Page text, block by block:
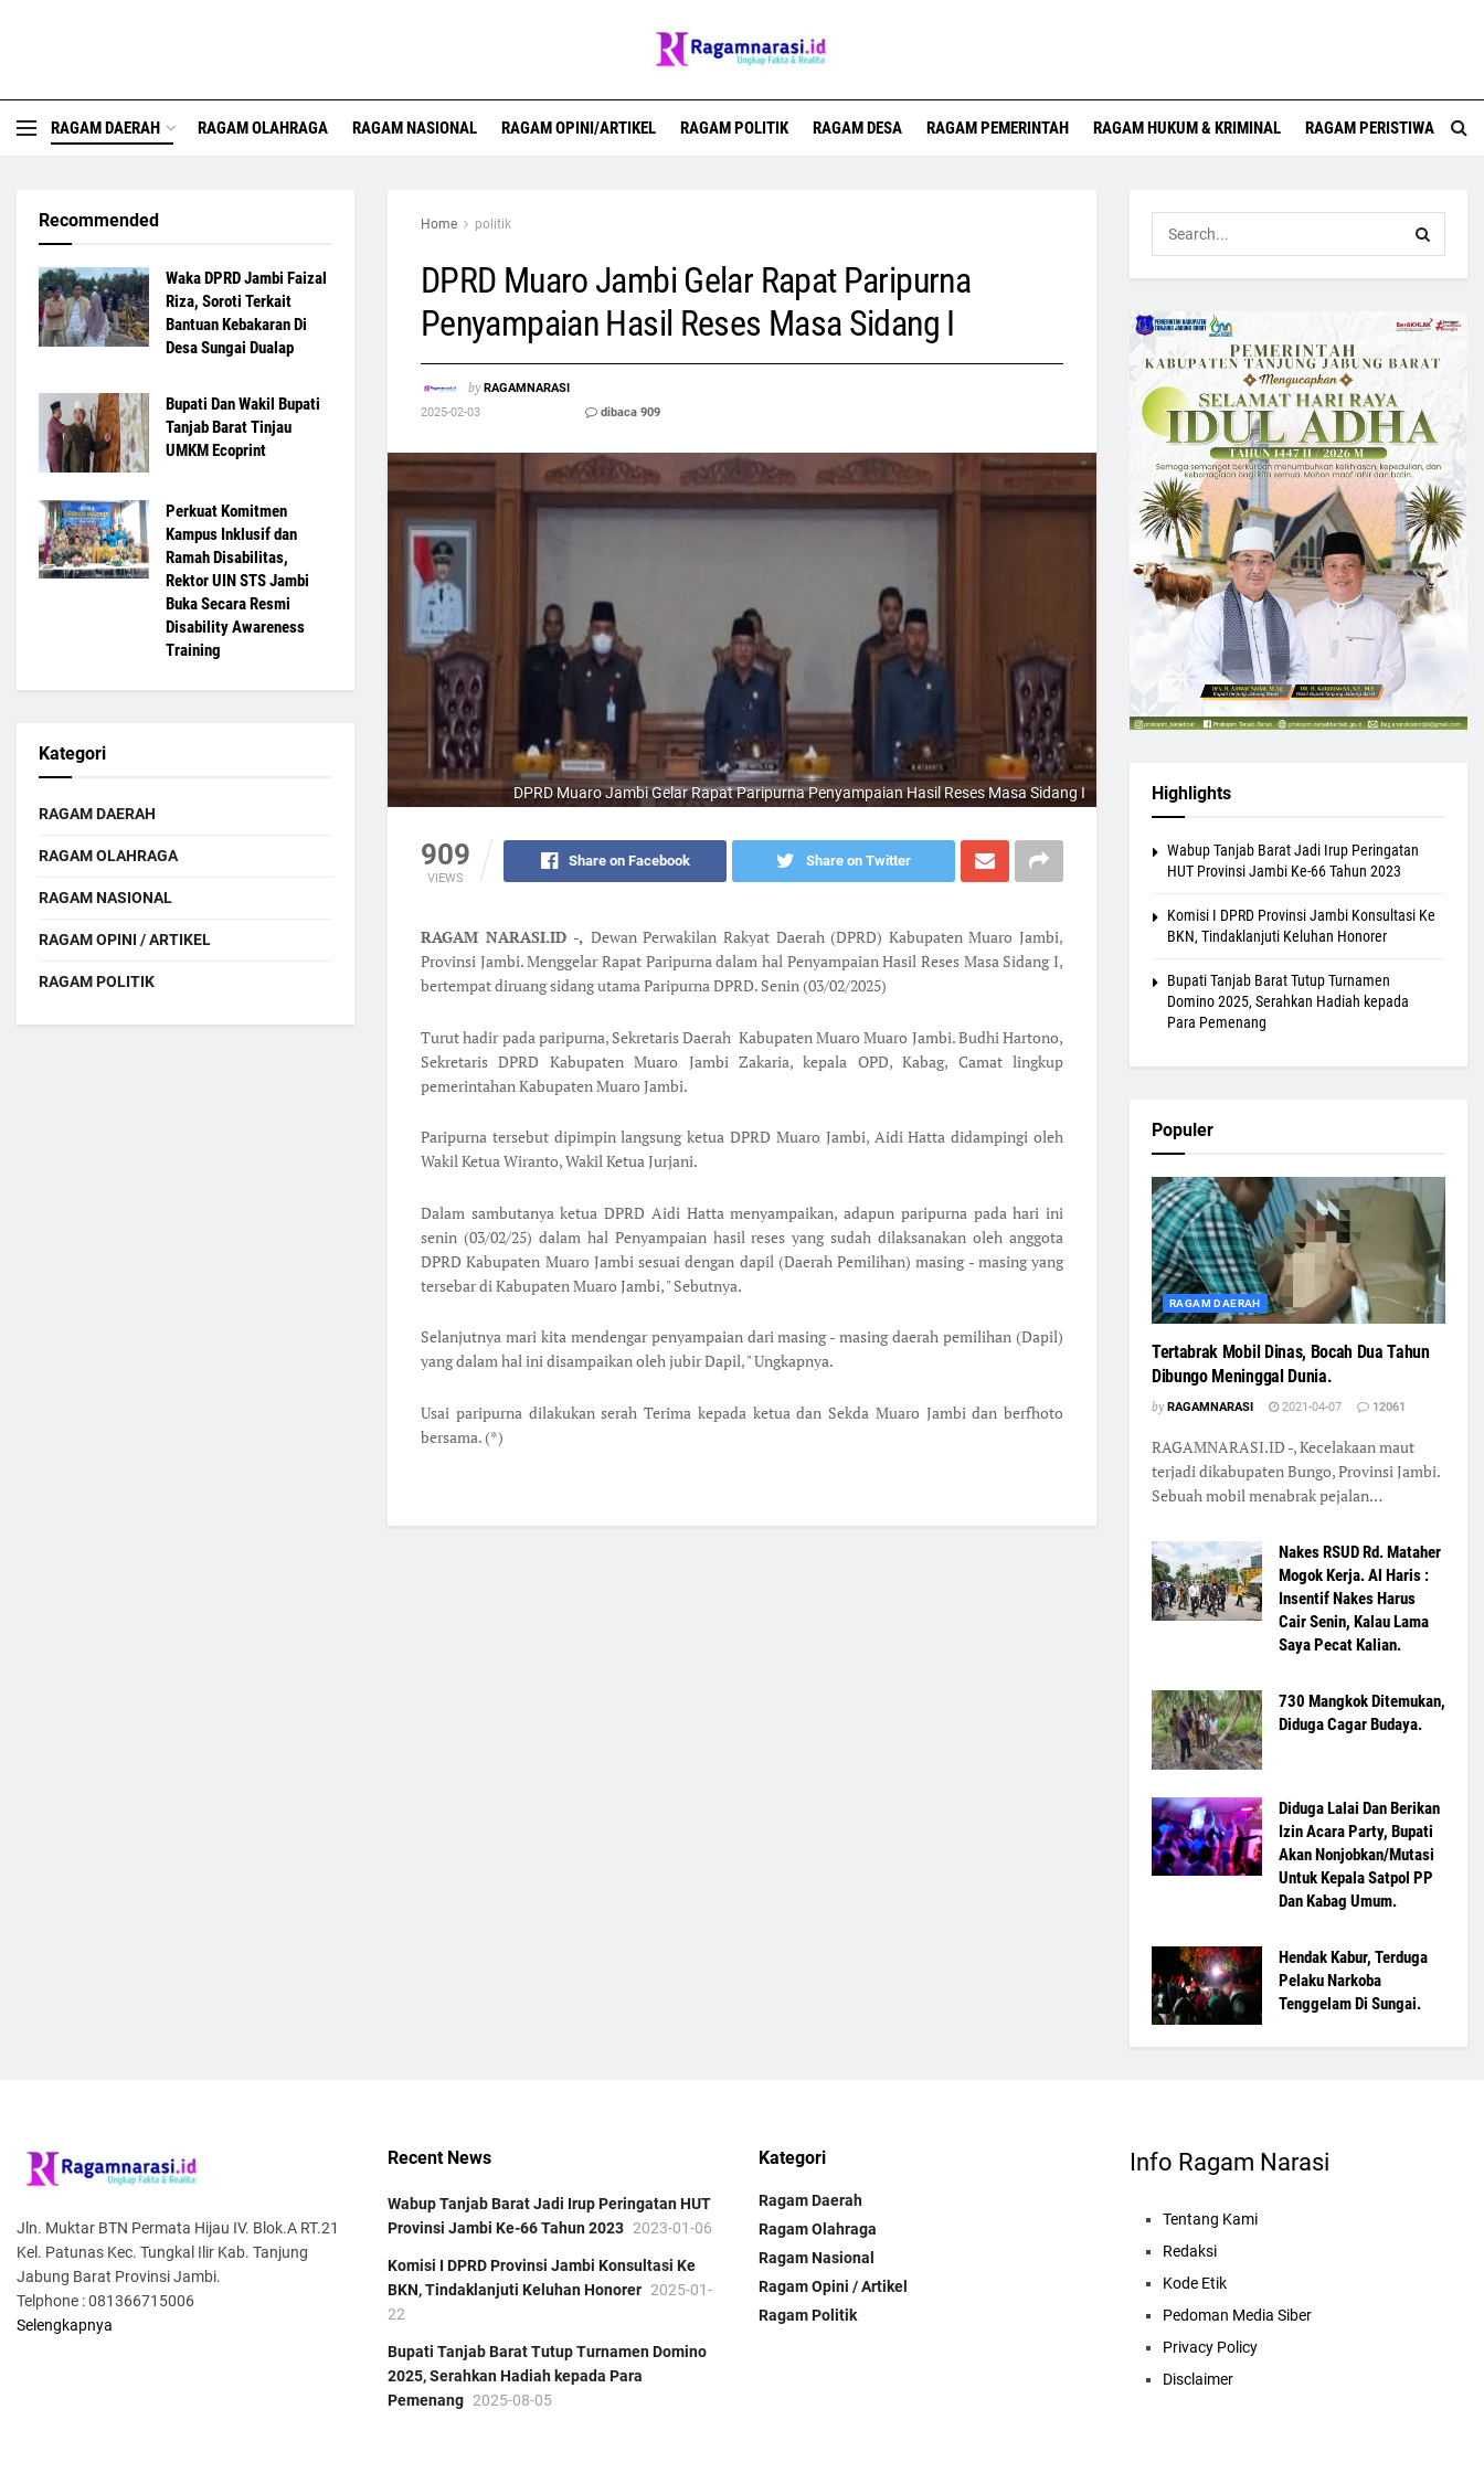
RAGAM DAERAH RAGAM OLAHRAGA RAGAM NASIONAL RAGAM OPINI/ARTIKEL RAGAM POLITIK RAGAM DESA RAGAM PEMERINTAH RAGAM HUKUM & KRIMINAL RAGAM PERISTIWA
Home politik
DPRD Muaro Jambi Gelar Rapat Paripurna
Penyampaian Hasil Reses Masa Sidang I
by RAGAMNARASI
2025-02-03
dibaca 909
DPRD Muaro Jambi Gelar Rapat Paripurna Penyampaian Hasil Reses Masa Sidang I
909
VIEWS
Share on Facebook Share on Twitter
RAGAM NARASI.ID -, Dewan Perwakilan Rakyat Daerah (DPRD) Kabupaten Muaro Jambi,
Provinsi Jambi. Menggelar Rapat Paripurna dalam hal Penyampaian Hasil Reses Masa Sidang I,
bertempat diruang sidang utama Paripurna DPRD. Senin (03/02/2025)
Turut hadir pada paripurna, Sekretaris Daerah Kabupaten Muaro Muaro Jambi. Budhi Hartono,
Sekretaris DPRD Kabupaten Muaro Jambi Zakaria, kepala OPD, Kabag, Camat lingkup
pemerintahan Kabupaten Muaro Jambi.
Paripurna tersebut dipimpin langsung ketua DPRD Muaro Jambi, Aidi Hatta didampingi oleh
Wakil Ketua Wiranto, Wakil Ketua Jurjani.
Dalam sambutanya ketua DPRD Aidi Hatta menyampaikan, adapun paripurna pada hari ini
senin (03/02/25) dalam hal Penyampaian hasil reses yang sudah dilaksanakan oleh anggota
DPRD Kabupaten Muaro Jambi sesuai dengan dapil (Daerah Pemilihan) masing - masing yang
tersebar di Kabupaten Muaro Jambi, " Sebutnya.
Selanjutnya mari kita mendengar penyampaian dari masing - masing daerah pemilihan (Dapil)
yang dalam hal ini disampaikan oleh jubir Dapil, " Ungkapnya.
Usai paripurna dilakukan serah Terima kepada ketua dan Sekda Muaro Jambi dan berfhoto
bersama. (*)
Recommended
Waka DPRD Jambi Faizal
Riza, Soroti Terkait
Bantuan Kebakaran Di
Desa Sungai Dualap
Bupati Dan Wakil Bupati
Tanjab Barat Tinjau
UMKM Ecoprint
Perkuat Komitmen
Kampus Inklusif dan
Ramah Disabilitas,
Rektor UIN STS Jambi
Buka Secara Resmi
Disability Awareness
Training
Kategori
RAGAM DAERAH
RAGAM OLAHRAGA
RAGAM NASIONAL
RAGAM OPINI / ARTIKEL
RAGAM POLITIK
Highlights
Wabup Tanjab Barat Jadi Irup Peringatan
HUT Provinsi Jambi Ke-66 Tahun 2023
Komisi I DPRD Provinsi Jambi Konsultasi Ke
BKN, Tindaklanjuti Keluhan Honorer
Bupati Tanjab Barat Tutup Turnamen
Domino 2025, Serahkan Hadiah kepada
Para Pemenang
Populer
RAGAM DAERAH
Tertabrak Mobil Dinas, Bocah Dua Tahun
Dibungo Meninggal Dunia.
by RAGAMNARASI 2021-04-07 12061
RAGAMNARASI.ID -, Kecelakaan maut
terjadi dikabupaten Bungo, Provinsi Jambi.
Sebuah mobil menabrak pejalan…
Nakes RSUD Rd. Mataher
Mogok Kerja. Al Haris :
Insentif Nakes Harus
Cair Senin, Kalau Lama
Saya Pecat Kalian.
730 Mangkok Ditemukan,
Diduga Cagar Budaya.
Diduga Lalai Dan Berikan
Izin Acara Party, Bupati
Akan Nonjobkan/Mutasi
Untuk Kepala Satpol PP
Dan Kabag Umum.
Hendak Kabur, Terduga
Pelaku Narkoba
Tenggelam Di Sungai.
Jln. Muktar BTN Permata Hijau IV. Blok.A RT.21
Kel. Patunas Kec. Tungkal Ilir Kab. Tanjung
Jabung Barat Provinsi Jambi.
Telphone : 081366715006
Selengkapnya
Recent News
Wabup Tanjab Barat Jadi Irup Peringatan HUT
Provinsi Jambi Ke-66 Tahun 2023 2023-01-06
Komisi I DPRD Provinsi Jambi Konsultasi Ke
BKN, Tindaklanjuti Keluhan Honorer 2025-01-
22
Bupati Tanjab Barat Tutup Turnamen Domino
2025, Serahkan Hadiah kepada Para
Pemenang 2025-08-05
Kategori
Ragam Daerah
Ragam Olahraga
Ragam Nasional
Ragam Opini / Artikel
Ragam Politik
Info Ragam Narasi
Tentang Kami
Redaksi
Kode Etik
Pedoman Media Siber
Privacy Policy
Disclaimer